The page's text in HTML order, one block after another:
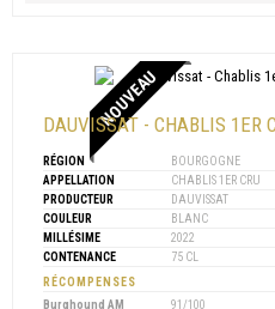
NOUVEAU
DAUVISSAT - CHABLIS 1ER
RÉGION
BOURGOGNE
APPELLATION
CHABLIS 1ER CRU
PRODUCTEUR
DAUVISSAT
COULEUR
BLANC
MILLÉSIME
2022
CONTENANCE
75 CL
RÉCOMPENSES
Burghound AM
91/100